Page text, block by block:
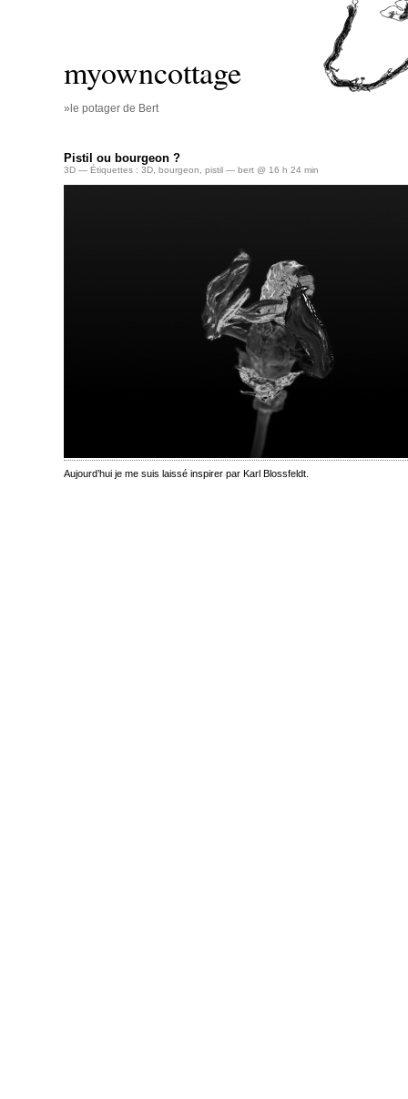
myowncottage
»le potager de Bert
Pistil ou bourgeon ?
3D — Étiquettes : 3D bourgeon pistil — bert @ 16 h 24 min
Aujourd’hui je me suis laissé inspirer par Karl Blossfeldt.